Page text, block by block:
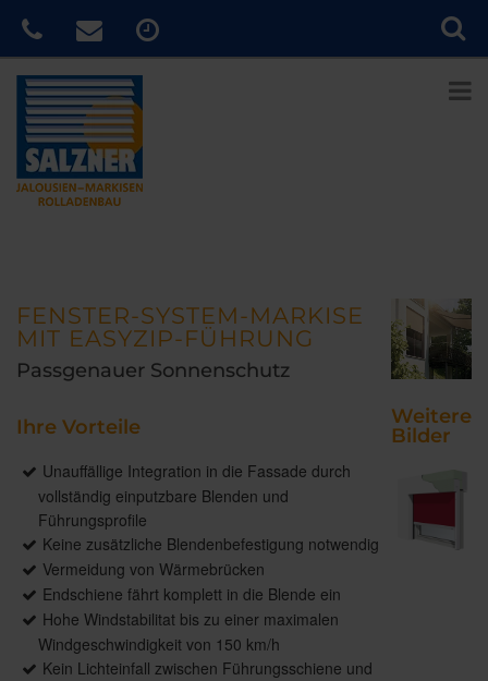
FENSTER-SYSTEM-MARKISE
MIT EASYZIP-FÜHRUNG
Passgenauer Sonnenschutz
Ihre Vorteile
Unauffällige Integration in die Fassade durch
vollständig einputzbare Blenden und
Führungsprofile
Keine zusätzliche Blendenbefestigung notwendig
Vermeidung von Wärmebrücken
Endschiene fährt komplett in die Blende ein
Hohe Windstabilitat bis zu einer maximalen
Windgeschwindigkeit von 150 km/h
Kein Lichteinfall zwischen Führungsschiene und
Weitere
Bilder